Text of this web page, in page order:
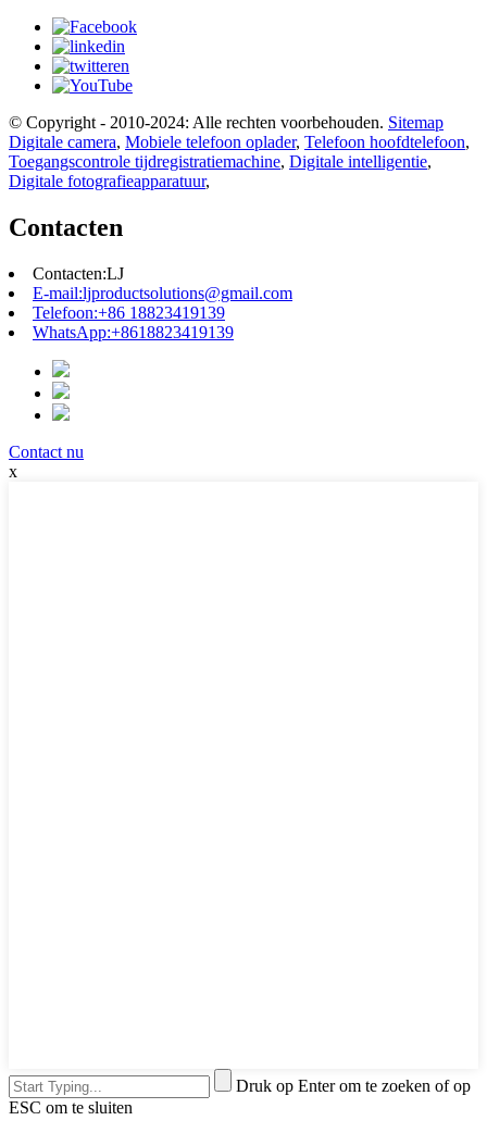
© Copyright - 2010-2024: Alle rechten voorbehouden. Sitemap
Digitale camera, Mobiele telefoon oplader, Telefoon hoofdtelefoon,
Toegangscontrole tijdregistratiemachine, Digitale intelligentie,
Digitale fotografieapparatuur,
Contacten
Contacten:LJ
E-mail:ljproductsolutions@gmail.com
Telefoon:+86 18823419139
WhatsApp:+8618823419139
Contact nu
x
Druk op Enter om te zoeken of op
ESC om te sluiten